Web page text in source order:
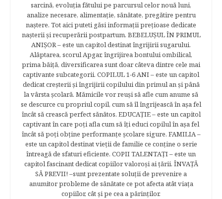
sarcină, evoluţia fătului pe parcursul celor nouă luni,
analize necesare, alimentaţie, sănătate, pregătire pentru
naştere. Tot aici puteti găsi informaţii preţioase dedicate
naşterii şi recuperării postpartum. BEBELUŞUL ÎN PRIMUL
ANIŞOR – este un capitol destinat îngrijirii sugarului.
Alăptarea, scorul Apgar, îngrijirea bontului ombilical,
prima băiţă, diversificarea sunt doar câteva dintre cele mai
captivante subcategorii. COPILUL 1-6 ANI – este un capitol
dedicat creşterii şi îngrijirii copilului din primul an şi până
la vârsta şcolară. Mămicile vor reuşi să afle cum anume să
se descurce cu propriul copil, cum să îl îngrijească în aşa fel
încât să crească perfect sănătos. EDUCAŢIE – este un capitol
captivant în care poţi afla cum să îţi educi copilul în aşa fel
încât să poţi obţine performanţe şcolare sigure. FAMILIA –
este un capitol destinat vieţii de familie ce conţine o serie
întreagă de sfaturi eficiente. COPII TALENTAŢI – este un
capitol fascinant dedicat copiilor valoroși ai țării. ÎNVAŢĂ
SĂ PREVII! –sunt prezentate soluţii de prevenire a
anumitor probleme de sănătate ce pot afecta atât viaţa
copiilor, cât şi pe cea a părinţilor.